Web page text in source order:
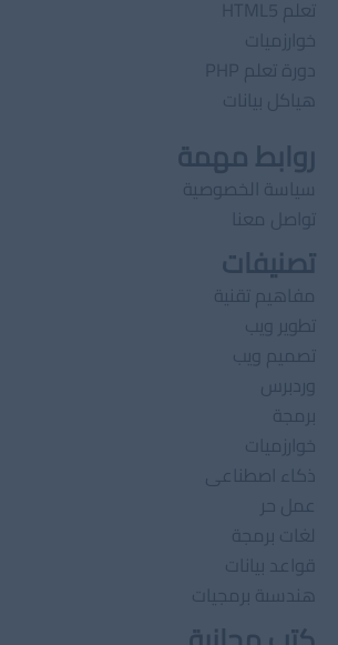
تعلم HTML5
خوارزميات
دورة تعلم PHP
هياكل بيانات
روابط مهمة
سياسة الخصوصية
تواصل معنا
تصنيفات
مفاهيم تقنية
تطوير ويب
تصميم ويب
وردبرس
برمجة
خوارزميات
ذكاء اصطناعى
عمل حر
لغات برمجة
قواعد بيانات
هندسىة برمجيات